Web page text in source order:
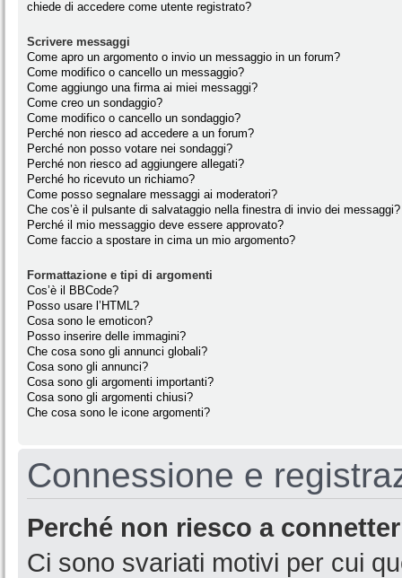
chiede di accedere come utente registrato?
Scrivere messaggi
Come apro un argomento o invio un messaggio in un forum?
Come modifico o cancello un messaggio?
Come aggiungo una firma ai miei messaggi?
Come creo un sondaggio?
Come modifico o cancello un sondaggio?
Perché non riesco ad accedere a un forum?
Perché non posso votare nei sondaggi?
Perché non riesco ad aggiungere allegati?
Perché ho ricevuto un richiamo?
Come posso segnalare messaggi ai moderatori?
Che cos’è il pulsante di salvataggio nella finestra di invio dei messaggi?
Perché il mio messaggio deve essere approvato?
Come faccio a spostare in cima un mio argomento?
Formattazione e tipi di argomenti
Cos’è il BBCode?
Posso usare l’HTML?
Cosa sono le emoticon?
Posso inserire delle immagini?
Che cosa sono gli annunci globali?
Cosa sono gli annunci?
Cosa sono gli argomenti importanti?
Cosa sono gli argomenti chiusi?
Che cosa sono le icone argomenti?
Connessione e
Perché non riesco a
Ci sono svariati motivi per cui